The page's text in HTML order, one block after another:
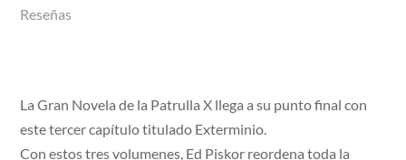
Reseñas
La Gran Novela de la Patrulla X llega a su punto final con
este tercer capítulo titulado Exterminio.
Con estos tres volumenes, Ed Piskor reordena toda la